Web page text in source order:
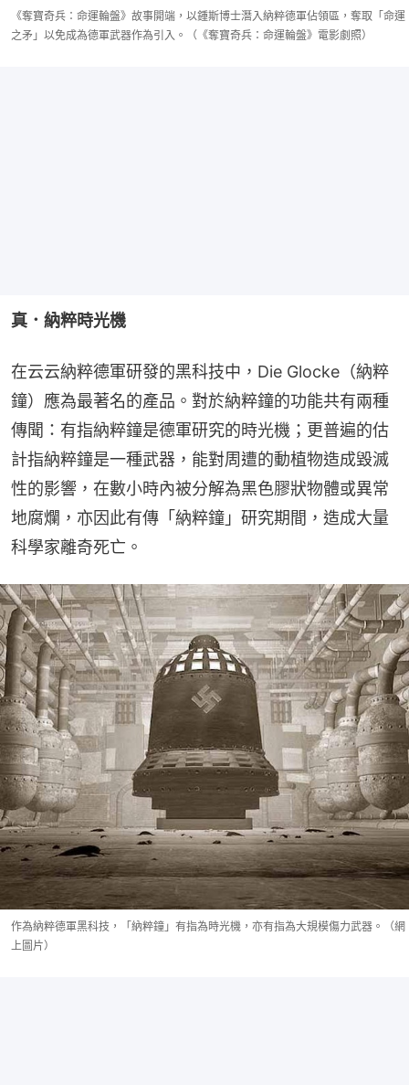
《奪寶奇兵：命運輪盤》故事開端，以鍾斯博士潛入納粹德軍佔領區，奪取「命運
之矛」以免成為德軍武器作為引入。（《奪寶奇兵：命運輪盤》電影劇照）
真．納粹時光機
在云云納粹德軍研發的黑科技中，Die Glocke（納粹
鐘）應為最著名的產品。對於納粹鐘的功能共有兩種
傳聞：有指納粹鐘是德軍研究的時光機；更普遍的估
計指納粹鐘是一種武器，能對周遭的動植物造成毀滅
性的影響，在數小時內被分解為黑色膠狀物體或異常
地腐爛，亦因此有傳「納粹鐘」研究期間，造成大量
科學家離奇死亡。
作為納粹德軍黑科技，「納粹鐘」有指為時光機，亦有指為大規模傷力武器。（網
上圖片）